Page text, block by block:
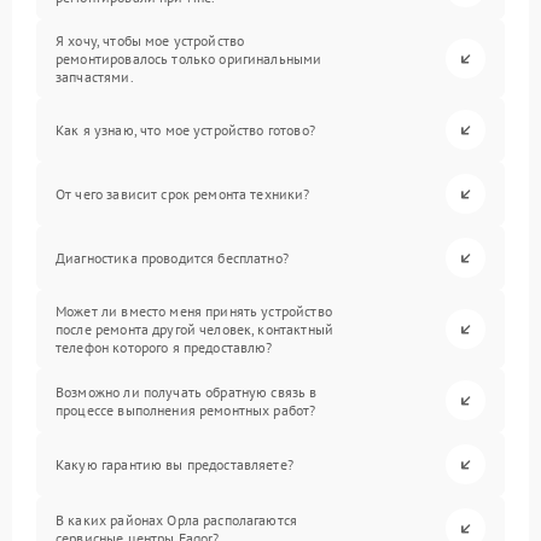
Я хочу, чтобы мое устройство
ремонтировалось только оригинальными
запчастями.
Как я узнаю, что мое устройство готово?
От чего зависит срок ремонта техники?
Диагностика проводится бесплатно?
Может ли вместо меня принять устройство
после ремонта другой человек, контактный
телефон которого я предоставлю?
Возможно ли получать обратную связь в
процессе выполнения ремонтных работ?
Какую гарантию вы предоставляете?
В каких районах Орла располагаются
сервисные центры Fagor?